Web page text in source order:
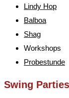
Lindy Hop
Balboa
Shag
Workshops
Probestunde
Swing Parties